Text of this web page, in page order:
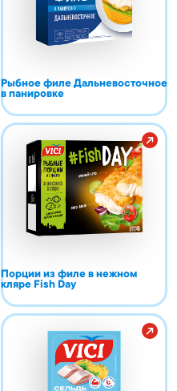
Рыбное филе Дальневосточное
в панировке
Порции из филе в нежном
кляре Fish Day